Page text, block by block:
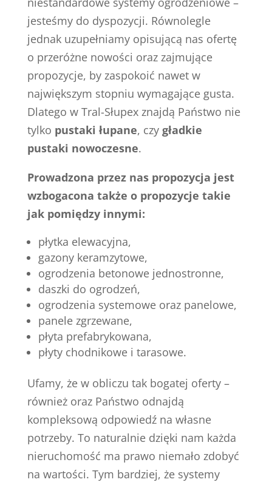
jesteśmy do dyspozycji. Równolegle
jednak uzupełniamy opisującą nas ofertę
o przeróżne nowości oraz zajmujące
propozycje, by zaspokoić nawet w
największym stopniu wymagające gusta.
Dlatego w Tral-Słupex znajdą Państwo nie
tylko pustaki łupane, czy gładkie
pustaki nowoczesne.
Prowadzona przez nas propozycja jest
wzbogacona także o propozycje takie
jak pomiędzy innymi:
płytka elewacyjna,
gazony keramzytowe,
ogrodzenia betonowe jednostronne,
daszki do ogrodzeń,
ogrodzenia systemowe oraz panelowe,
panele zgrzewane,
płyta prefabrykowana,
płyty chodnikowe i tarasowe.
Ufamy, że w obliczu tak bogatej oferty –
również oraz Państwo odnajdą
kompleksową odpowiedź na własne
potrzeby. To naturalnie dzięki nam każda
nieruchomość ma prawo niemało zdobyć
na wartości. Tym bardziej, że systemy